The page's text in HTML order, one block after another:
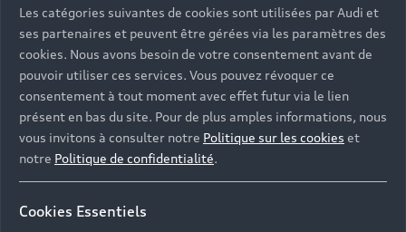
partir de 19€/mois
Les réponses à vos
questions
Découvrez les réponses à vos diverses questions
Les catégories suivantes de cookies sont utilisées par Audi et
ses partenaires et peuvent être gérées via les paramètres des
cookies. Nous avons besoin de votre consentement avant de
pouvoir utiliser ces services. Vous pouvez révoquer ce
consentement à tout moment avec effet futur via le lien
présent en bas du site. Pour de plus amples informations, nous
vous invitons à consulter notre Politique sur les cookies et
notre Politique de confidentialité.
Cookies Essentiels